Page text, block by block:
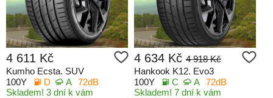
4 611 Kč
Kumho Ecsta. SUV
100Y
D A 72dB
Skladem! 3 dní k vám
4 634 Kč 4 918 Kč
Hankook K12. Evo3
100Y
C A 72dB
Skladem! 7 dní k vám